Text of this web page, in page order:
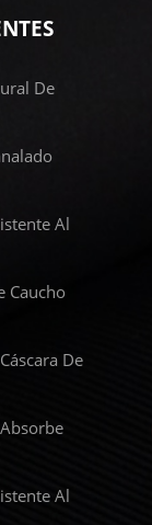
De
Al
Caucho
De
Al